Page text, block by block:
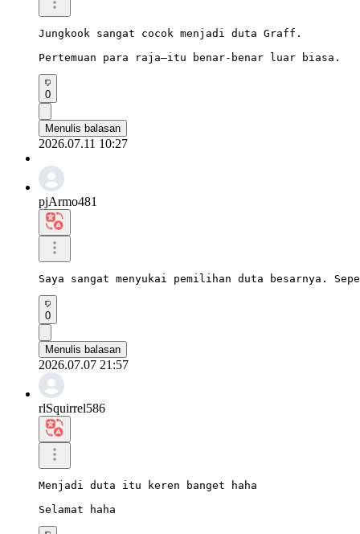
Jungkook sangat cocok menjadi duta Graff.
Pertemuan para raja—itu benar-benar luar biasa.
0
Menulis balasan
2026.07.11 10:27
pjArmo481
Saya sangat menyukai pemilihan duta besarnya.
0
Menulis balasan
2026.07.07 21:57
rlSquirrel586
Menjadi duta itu keren banget haha
Selamat haha